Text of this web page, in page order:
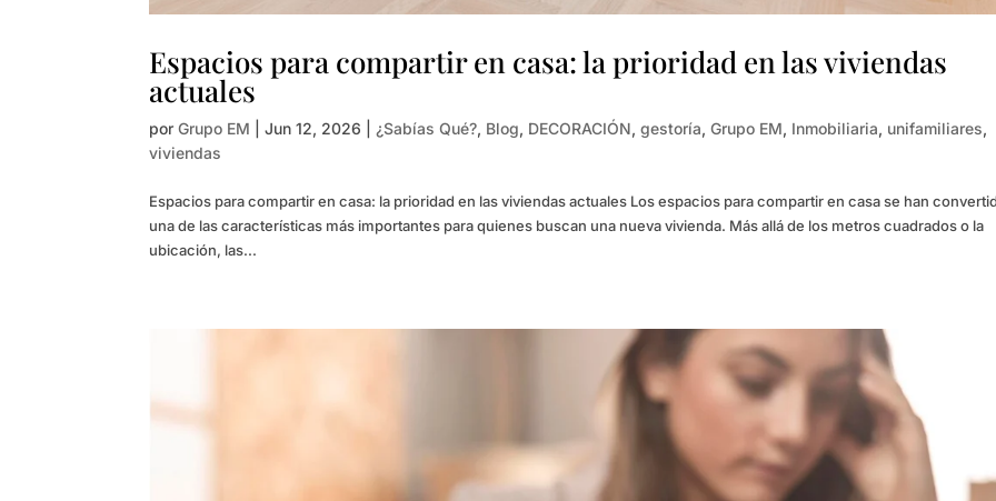
Espacios para compartir en casa: la prioridad en las viviendas
actuales
porGrupo EM |Jun 12, 2026 ¿Sabías Qué?, Blog, DECORACIÓN,gestoría,Grupo EM, Inmobiliaria, unifamiliares,
viviendas
Espacios para compartir en casa: la prioridad en las viviendas actuales Los espacios para compartir en casa se han
una de las características más importantes para quienes buscan una nueva vivienda. Más allá de los metros cuadrados o la
ubicación, las...